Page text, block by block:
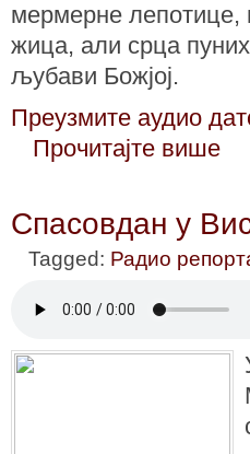
мермерне лепотице,
жица, али срца
љубави Божјој.
Преузмите аудио
Прочитајте више
Спасовдан у
Tagged: Радио